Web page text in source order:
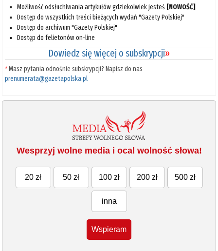
Możliwość odsłuchiwania artykułów gdziekolwiek jesteś [NOWOŚĆ]
Dostęp do wszystkich treści bieżących wydań "Gazety Polskiej"
Dostęp do archiwum "Gazety Polskiej"
Dostęp do felietonów on-line
Dowiedz się więcej o subskrypcji»
*Masz pytania odnośnie subskrypcji? Napisz do nas
prenumerata@gazetapolska.pl
Wesprzyj wolne media i ocal wolność słowa!
20 zł 50 zł 100 zł 200 zł 500 zł
inna
Wspieram